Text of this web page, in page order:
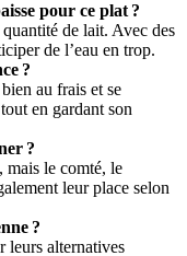
pour ce plat ?
de lait. Avec des
de l’eau en trop.
?
au frais et se
en gardant son
?
mais le comté, le
leur place selon
?
leurs alternatives